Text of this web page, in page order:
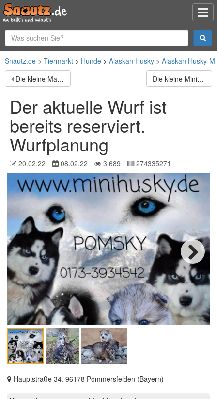
Snautz.de Tiermarkt Hunde Alaskan Husky
Alaskan Husky-
Die kleine Maus wird schweren Herzens abgegeben, aus
Die kleine Mini ist ein süßes Mischlingsmädchen mit
Der aktuelle Wurf ist
bereits reserviert.
Wurfplanung
20.02.22 08.02.22 3.689 274335271
Next
Hauptstraße 34, 96178 Pommersfelden (Bayern)